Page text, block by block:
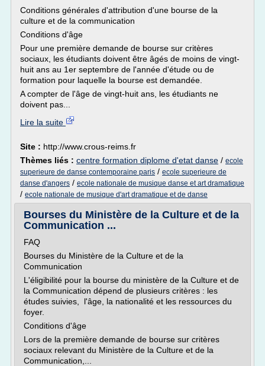
Conditions générales d'attribution d'une bourse de la
culture et de la communication
Conditions d'âge
Pour une première demande de bourse sur critères
sociaux, les étudiants doivent être âgés de moins de vingt-
huit ans au 1er septembre de l'année d'étude ou de
formation pour laquelle la bourse est demandée.
A compter de l'âge de vingt-huit ans, les étudiants ne
doivent pas...
Lire la suite
Site : http://www.crous-reims.fr
Thèmes liés : centre formation diplome d'etat danse / ecole
superieure de danse contemporaine paris / ecole superieure de
danse d'angers / ecole nationale de musique danse et art dramatique
/ ecole nationale de musique d'art dramatique et de danse
Bourses du Ministère de la Culture et de la
Communication ...
FAQ
Bourses du Ministère de la Culture et de la
Communication
L'éligibilité pour la bourse du ministère de la Culture et de
la Communication dépend de plusieurs critères : les
études suivies, l'âge, la nationalité et les ressources du
foyer.
Conditions d'âge
Lors de la première demande de bourse sur critères
sociaux relevant du Ministère de la Culture et de la
Communication,...